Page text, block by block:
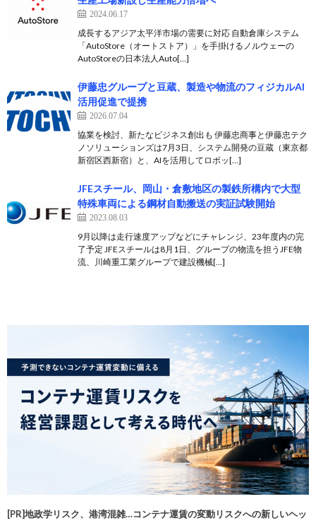
2024.06.17
成長するアジア太平洋市場の需要に対応 自動倉庫システム
「AutoStore（オートストア）」を手掛けるノルウェーの
AutoStoreの日本法人Auto[…]
伊藤忠グループと豆蔵、製造や物流のフィジカルAI
活用促進で提携
2026.07.04
協業を検討、新たなビジネス創出も 伊藤忠商事と伊藤忠テク
ノソリューションズは7月3日、システム開発の豆蔵（東京都
新宿区西新宿）と、AIを活用してロボッ[…]
JFEスチール、岡山・倉敷地区の製鉄所構内で大型
特殊車両による鋼材自動搬送の実証試験開始
2023.08.03
9月以降は走行速度アップなどにチャレンジ、23年度内の完
了予定 JFEスチールは8月1日、グループの物流を担うJFE物
流、川崎重工業グループで建設機械[…]
[PR]地政学リスク、港湾混雑…コンテナ運賃の変動リスクへの新しいヘッ